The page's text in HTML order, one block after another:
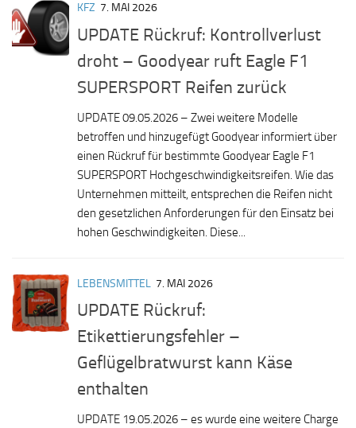
KFZ 7. MAI 2026
UPDATE Rückruf: Kontrollverlust
droht – Goodyear ruft Eagle F1
SUPERSPORT Reifen zurück
UPDATE 09.05.2026 – Zwei weitere Modelle
betroffen und hinzugefügt Goodyear informiert über
einen Rückruf für bestimmte Goodyear Eagle F1
SUPERSPORT Hochgeschwindigkeitsreifen. Wie das
Unternehmen mitteilt, entsprechen die Reifen nicht
den gesetzlichen Anforderungen für den Einsatz bei
hohen Geschwindigkeiten. Diese...
LEBENSMITTEL 7. MAI 2026
UPDATE Rückruf:
Etikettierungsfehler –
Geflügelbratwurst kann Käse
enthalten
UPDATE 19.05.2026 – es wurde eine weitere Charge